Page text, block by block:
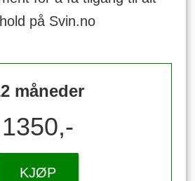
på Svin.no
måneder
1350,-
KJØP